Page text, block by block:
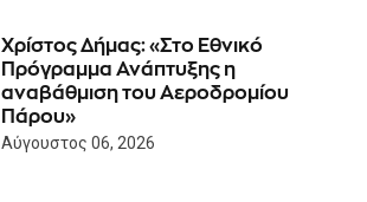
Χρίστος Δήμας: «Στο Εθνικό
Πρόγραμμα Ανάπτυξης η
αναβάθμιση του Αεροδρομίου
Πάρου»
Αύγουστος 06, 2026